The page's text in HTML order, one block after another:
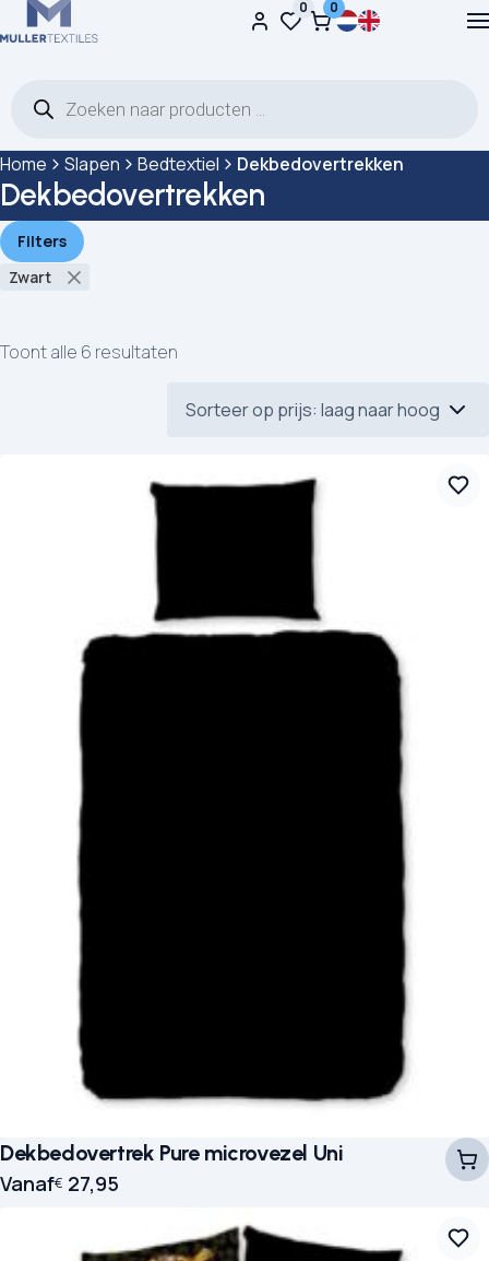
Ga naar de inhoud 0 0
Home Slapen Bedtextiel Dekbedovertrekken
Dekbedovertrekken
Filters
Zwart
Toont alle 6 resultaten
Dekbedovertrek Pure microvezel Uni
Vanaf€ 27,95